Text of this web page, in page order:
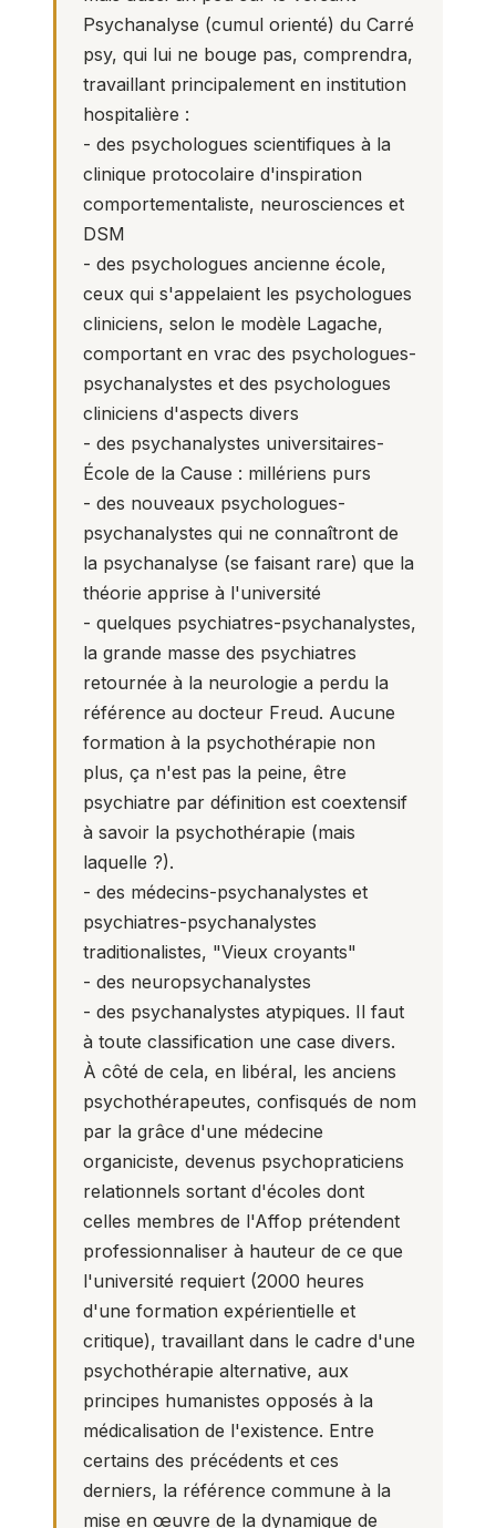
Psychanalyse (cumul orienté) du Carré
psy, qui lui ne bouge pas, comprendra,
travaillant principalement en institution
hospitalière :
- des psychologues scientifiques à la
clinique protocolaire d'inspiration
comportementaliste, neurosciences et
DSM
- des psychologues ancienne école,
ceux qui s'appelaient les psychologues
cliniciens, selon le modèle Lagache,
comportant en vrac des psychologues-
psychanalystes et des psychologues
cliniciens d'aspects divers
- des psychanalystes universitaires-
École de la Cause : millériens purs
- des nouveaux psychologues-
psychanalystes qui ne connaîtront de
la psychanalyse (se faisant rare) que la
théorie apprise à l'université
- quelques psychiatres-psychanalystes,
la grande masse des psychiatres
retournée à la neurologie a perdu la
référence au docteur Freud. Aucune
formation à la psychothérapie non
plus, ça n'est pas la peine, être
psychiatre par définition est coextensif
à savoir la psychothérapie (mais
laquelle ?).
- des médecins-psychanalystes et
psychiatres-psychanalystes
traditionalistes, "Vieux croyants"
- des neuropsychanalystes
- des psychanalystes atypiques. Il faut
à toute classification une case divers.
À côté de cela, en libéral, les anciens
psychothérapeutes, confisqués de nom
par la grâce d'une médecine
organiciste, devenus psychopraticiens
relationnels sortant d'écoles dont
celles membres de l'Affop prétendent
professionnaliser à hauteur de ce que
l'université requiert (2000 heures
d'une formation expérientielle et
critique), travaillant dans le cadre d'une
psychothérapie alternative, aux
principes humanistes opposés à la
médicalisation de l'existence. Entre
certains des précédents et ces
derniers, la référence commune à la
mise en œuvre de la dynamique de